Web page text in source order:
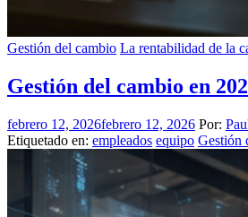
Gestión del cambio La rentabilidad de la
Gestión del cambio en
febrero 12, 2026febrero 12, 2026 Por:
Etiquetado en: empleados equipo Gestión